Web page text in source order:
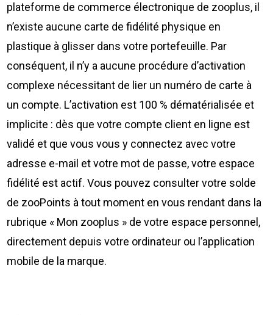
plateforme de commerce électronique de zooplus, il
n’existe aucune carte de fidélité physique en
plastique à glisser dans votre portefeuille. Par
conséquent, il n’y a aucune procédure d’activation
complexe nécessitant de lier un numéro de carte à
un compte. L’activation est 100 % dématérialisée et
implicite : dès que votre compte client en ligne est
validé et que vous vous y connectez avec votre
adresse e-mail et votre mot de passe, votre espace
fidélité est actif. Vous pouvez consulter votre solde
de zooPoints à tout moment en vous rendant dans la
rubrique « Mon zooplus » de votre espace personnel,
directement depuis votre ordinateur ou l’application
mobile de la marque.